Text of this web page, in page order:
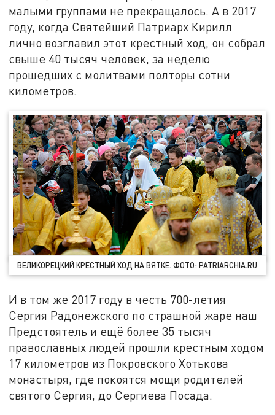
малыми группами не прекращалось. А в 2017
году, когда Святейший Патриарх Кирилл
лично возглавил этот крестный ход, он собрал
свыше 40 тысяч человек, за неделю
прошедших с молитвами полторы сотни
километров.
ВЕЛИКОРЕЦКИЙ КРЕСТНЫЙ ХОД НА ВЯТКЕ. ФОТО: PATRIARCHIA.RU
И в том же 2017 году в честь 700-летия
Сергия Радонежского по страшной жаре наш
Предстоятель и ещё более 35 тысяч
православных людей прошли крестным ходом
17 километров из Покровского Хотькова
монастыря, где покоятся мощи родителей
святого Сергия, до Сергиева Посада.